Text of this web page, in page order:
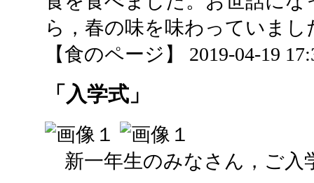
ら，春の味を味わっていまし
【食のページ】 2019-04-19
「入学式」
新一年生のみなさん，ご入